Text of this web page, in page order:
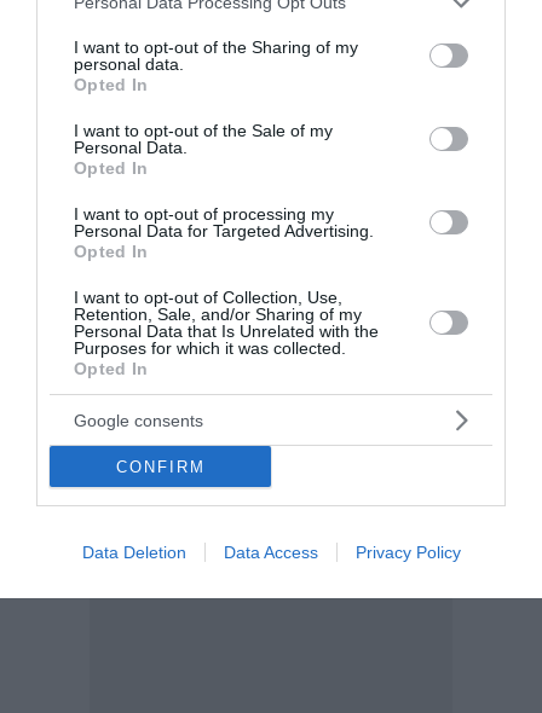
not limited to your visit or usage behaviour. You may click to
grant or deny consent to Google and its third-party tags to
use your data for below specified purposes in below Google
consent section.
I want to opt-out of the Sharing of my
personal data.
Opted In
I want to opt-out of the Sale of my
Personal Data.
Opted In
I want to opt-out of processing my
Personal Data for Targeted Advertising.
Opted In
I want to opt-out of Collection, Use,
Retention, Sale, and/or Sharing of my
Personal Data that Is Unrelated with the
Purposes for which it was collected.
Opted In
Google consents
CONFIRM
Data Deletion Data Access Privacy Policy
ΠΑΣΟΚ: «Χρειάζεται άλλη
εξωτερική πολιτική με
στρατηγικό βάθος» – Πυρά για
την οικονομία
Σκληρή κριτική στην κυβέρνηση για την εξωτερική
πολιτική, την υπόθεση των υποκλοπών αλλά και την
οικονομική πολιτική άσκησε ο εκπρόσωπος Τύπου
του ΠΑΣΟΚ-Κινήματος Αλλαγής, Κώστας Τσουκαλάς,
μιλώντας το πρωί του...
12:30 | 08 Αυγούστου 2026 Πολιτική